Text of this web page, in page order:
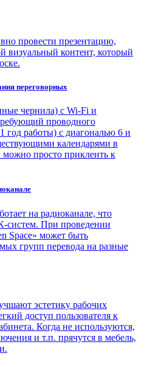
провести презентацию,
визуальный контент, который
переговорных
чернила) с Wi-Fi и
проводного
год работы) с диагональю 6 и
календарями в
просто приклеить к
на радиоканале, что
систем. При проведении
Space» может быть
групп перевода на разные
эстетику рабочих
доступ пользователя к
Когда не используются,
и т.п. прячутся в мебель,